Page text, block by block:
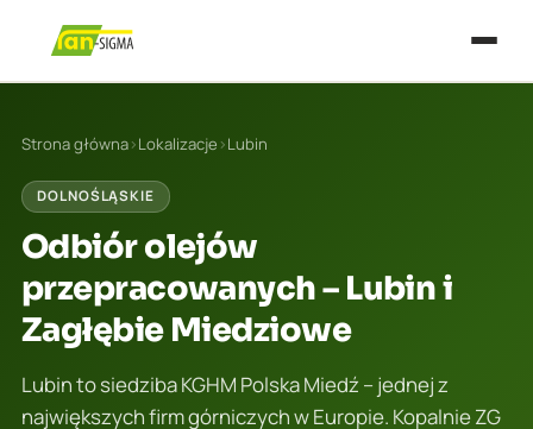
Strona główna›Lokalizacje ›Lubin
DOLNOŚLĄSKIE
Odbiór olejów
przepracowanych – Lubin i
Zagłębie Miedziowe
Lubin to siedziba KGHM Polska Miedź – jednej z
największych firm górniczych w Europie. Kopalnie ZG